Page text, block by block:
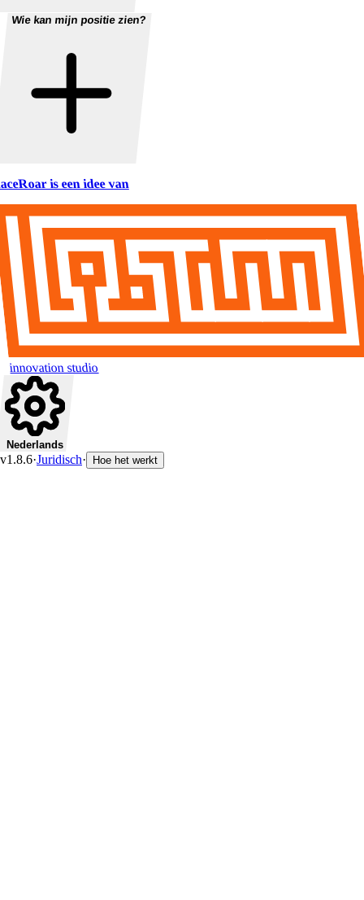
Wie kan mijn positie zien?
is een idee van
innovation studio
Nederlands
v1.8.6·Juridisch· Hoe het werkt